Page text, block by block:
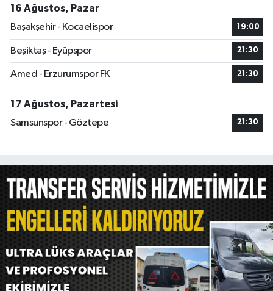
16 Ağustos, Pazar
Başakşehir - Kocaelispor
19:00
Beşiktaş - Eyüpspor 21:30
Amed - Erzurumspor FK 21:30
17 Ağustos, Pazartesi
Samsunspor - Göztepe
21:30